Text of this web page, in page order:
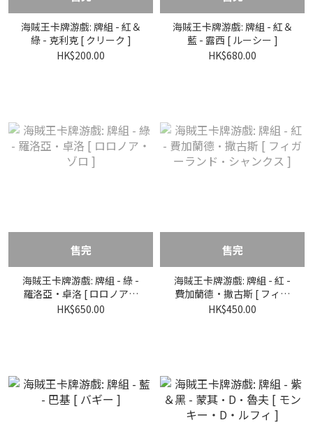
海賊王卡牌游戲: 牌組 - 紅＆
綠 - 克利克 [ クリーク ]
HK$200.00
海賊王卡牌游戲: 牌組 - 紅＆
藍 - 露西 [ ルーシー ]
HK$680.00
售完
海賊王卡牌游戲: 牌組 - 綠 -
羅洛亞·卓洛 [ ロロノア・
ゾロ ]
HK$650.00
售完
海賊王卡牌游戲: 牌組 - 紅 -
費加蘭德·撒古斯 [ フィガ
ーランド·シャンクス ]
HK$450.00